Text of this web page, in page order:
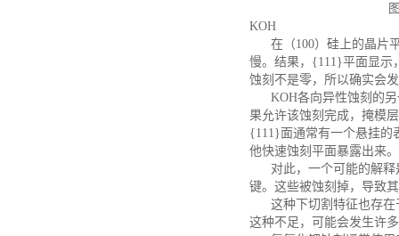
KOH
在（100）硅上的晶片
慢。结果，{111}平面显示
蚀刻不是零，所以确实会
KOH各向异性蚀刻的另
果允许该蚀刻完成，掩模
{111}面通常有一个悬挂的
他快速蚀刻平面暴露出来。
对此，一个可能的解释
键。这些被蚀刻掉，导致
这种下切割特征也存在
这种不足，可能会发生许